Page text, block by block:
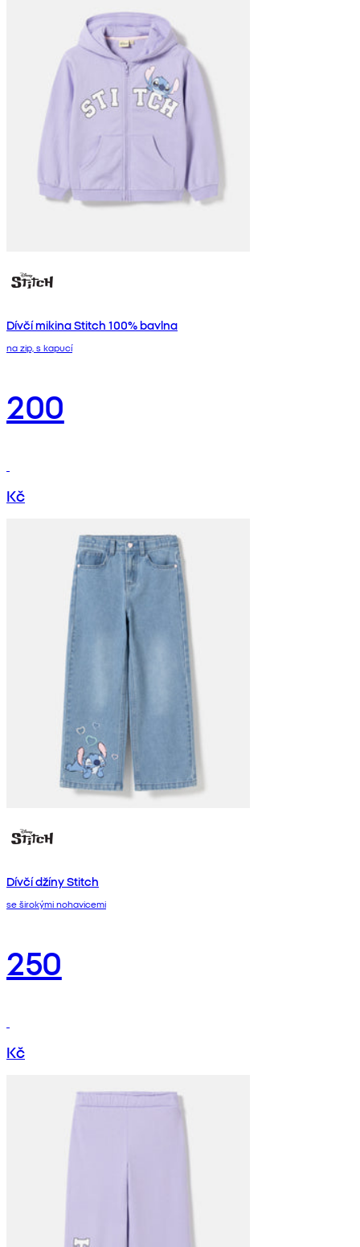
Dívčí mikina Stitch 100% bavlna
na zip, s kapucí
200
Kč
Dívčí džíny Stitch
se širokými nohavicemi
250
Kč